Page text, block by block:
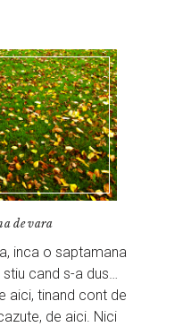
de vara
inca o saptamana
cand s-a dus…
aici, tinand cont de
de aici. Nici